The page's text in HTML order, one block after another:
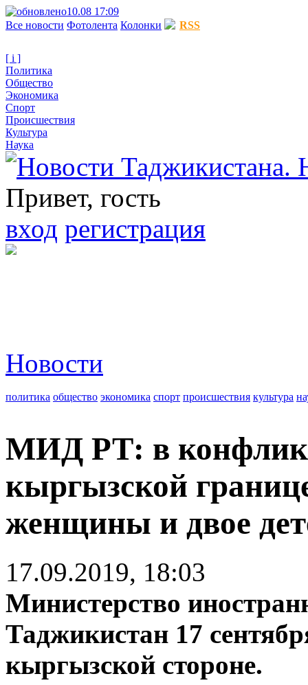
10.08 17:09
Все новости Фотолента Колонки RSS
[ i ]
Политика
Общество
Экономика
Спорт
Происшествия
Культура
Наука
Привет, гость
вход регистрация
Новости
политика общество экономика спорт происшествия культура
МИД РТ: в
кыргызской
женщины и двое
17.09.2019, 18:03
Министерство
Таджикистан 17
кыргызской стороне.